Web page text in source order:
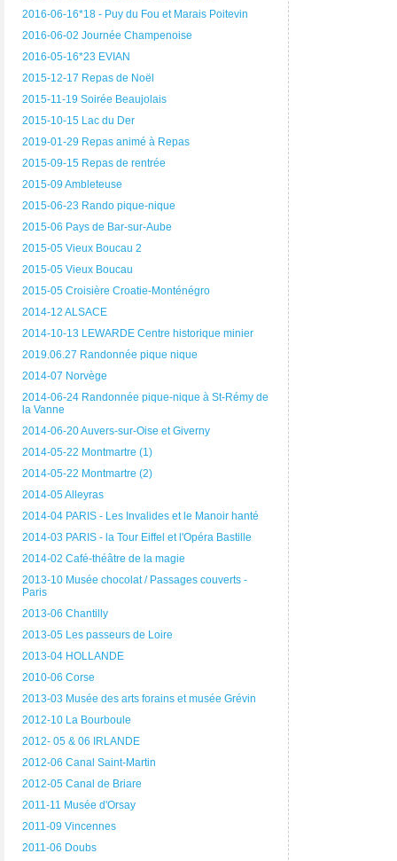
2016-06-16*18 - Puy du Fou et Marais Poitevin
2016-06-02 Journée Champenoise
2016-05-16*23 EVIAN
2015-12-17 Repas de Noël
2015-11-19 Soirée Beaujolais
2015-10-15 Lac du Der
2019-01-29 Repas animé à Repas
2015-09-15 Repas de rentrée
2015-09 Ambleteuse
2015-06-23 Rando pique-nique
2015-06 Pays de Bar-sur-Aube
2015-05 Vieux Boucau 2
2015-05 Vieux Boucau
2015-05 Croisière Croatie-Monténégro
2014-12 ALSACE
2014-10-13 LEWARDE Centre historique minier
2019.06.27 Randonnée pique nique
2014-07 Norvège
2014-06-24 Randonnée pique-nique à St-Rémy de
la Vanne
2014-06-20 Auvers-sur-Oise et Giverny
2014-05-22 Montmartre (1)
2014-05-22 Montmartre (2)
2014-05 Alleyras
2014-04 PARIS - Les Invalides et le Manoir hanté
2014-03 PARIS - la Tour Eiffel et l'Opéra Bastille
2014-02 Café-théâtre de la magie
2013-10 Musée chocolat / Passages couverts -
Paris
2013-06 Chantilly
2013-05 Les passeurs de Loire
2013-04 HOLLANDE
2010-06 Corse
2013-03 Musée des arts forains et musée Grévin
2012-10 La Bourboule
2012- 05 & 06 IRLANDE
2012-06 Canal Saint-Martin
2012-05 Canal de Briare
2011-11 Musée d'Orsay
2011-09 Vincennes
2011-06 Doubs